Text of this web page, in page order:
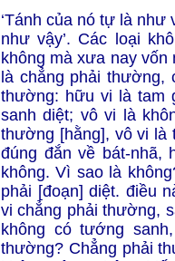
‘Tánh của nó tự là như
như vậy’. Các loại
không mà xưa nay
là chẳng phải thường,
thường: hữu vi là tam
sanh diệt; vô vi là
thường [hằng], vô vi
đúng đắn về bát-
không. Vì sao là
phải [đoạn] diệt. điều
vi chẳng phải thường,
không có tướng
thường? Chẳng phải